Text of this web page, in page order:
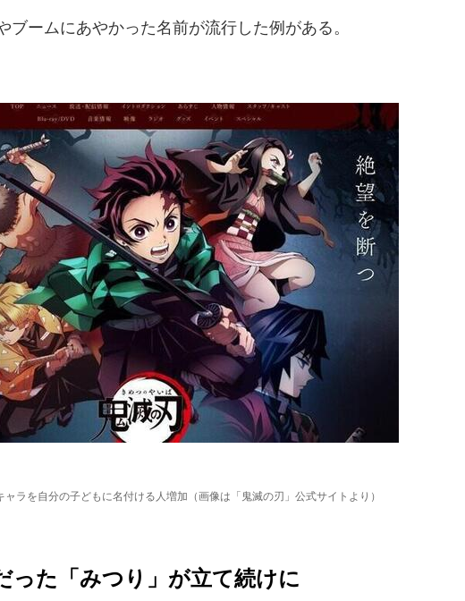
ームにあやかった名前が流行した例がある。
ャラを自分の子どもに名付ける人増加（画像は「鬼滅の刃」公式サイトより）
った「みつり」が立て続けに